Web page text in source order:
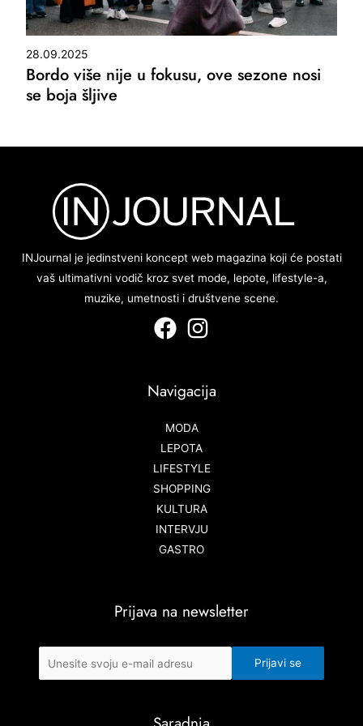
28.09.2025
Bordo više nije u fokusu, ove sezone nosi
se boja šljive
INJournal je jedinstveni koncept web magazina koji će postati
vaš ultimativni vodič kroz svet mode, lepote, lifestyle-a,
muzike, umetnosti i društvene scene.
Navigacija
MODA
LEPOTA
LIFESTYLE
SHOPPING
KULTURA
INTERVJU
GASTRO
Prijava na newsletter